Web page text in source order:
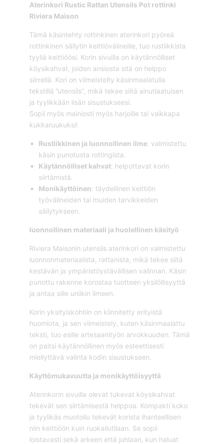
Aterinkori Rustic Rattan Utensils Pot rottinki
Riviera Maison
Tämä käsintehty rottinkinen aterinkori pyöreä
rottinkinen säilytin keittiövälineille, tuo rustiikkista
tyyliä keittiöösi. Korin sivuilla on käytännölliset
köysikahvat, joiden ansiosta sitä on helppo
siirrellä. Kori on viimeistelty käsinmaalatulla
tekstillä ”utensils”, mikä tekee siitä ainutlaatuisen
ja tyylikkään lisän sisustukseesi.
Sopii myös mainiosti myös harjoille tai vaikkapa
kukkaruukuksi!
Rustiikkinen ja luonnollinen ilme: valmistettu
käsin punotusta rottingista.
Käytännölliset kahvat: helpottavat korin
siirtämistä.
Monikäyttöinen: täydellinen keittiön
työvälineiden tai muiden tarvikkeiden
säilytykseen.
luonnollinen materiaali ja huolellinen käsityö
Riviera Maisonin utensils aterinkori on valmistettu
luonnonmateriaalista, rattanista, mikä tekee siitä
kestävän ja ympäristöystävällisen valinnan. Käsin
punottu rakenne korostaa tuotteen yksilöllisyyttä
ja antaa sille uniikin ilmeen.
Korin yksityiskohtiin on kiinnitetty erityistä
huomiota, ja sen viimeistely, kuten käsinmaalattu
teksti, tuo esille artesaanityön arvokkuuden. Tämä
on paitsi käytännöllinen myös esteettisesti
miellyttävä valinta kodin sisustukseen.
Käyttömukavuutta ja monikäyttöisyyttä
Aterinkorin sivuilla olevat tukevat köysikahvat
tekevät sen siirtämisestä helppoa. Kompakti koko
ja tyylikäs muotoilu tekevät korista ihanteellisen
niin keittiöön kuin ruokailutilaan. Se sopii
loistavasti sekä arkeen että juhlaan, kun haluat